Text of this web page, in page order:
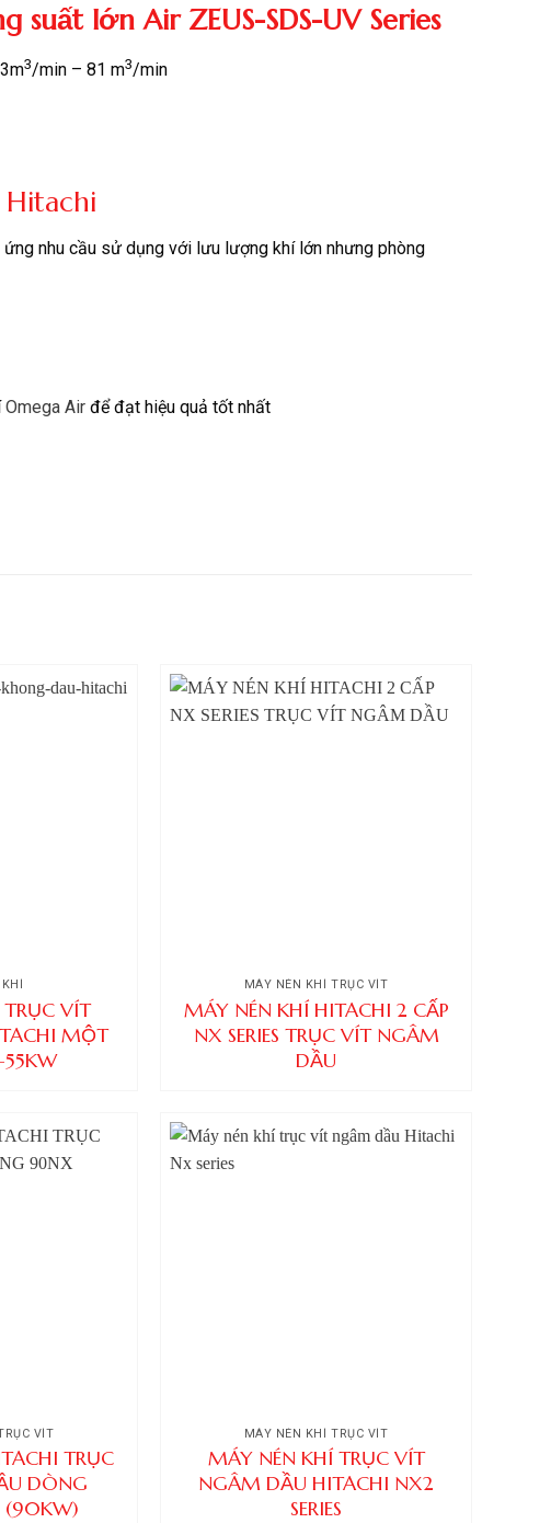
lớn Air ZEUS-SDS-UV Series
3/min – 81 m3/min
nhu cầu sử dụng với lưu lượng khí lớn nhưng phòng
Omega Air để đạt hiệu quả tốt nhất
VÍT
MỘT
55KW
MÁY NÉN KHÍ TRỤC VÍT
MÁY NÉN KHÍ HITACHI 2 CẤP
NX SERIES TRỤC VÍT NGÂM
DẦU
VÍT
TRỤC
DÒNG
(90KW)
MÁY NÉN KHÍ TRỤC VÍT
MÁY NÉN KHÍ TRỤC VÍT
NGÂM DẦU HITACHI NX2
SERIES